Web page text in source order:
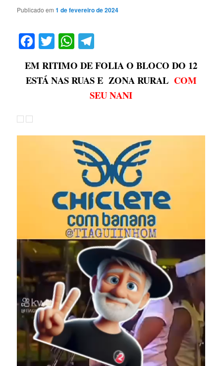
Publicado em1 de fevereiro de 2024
Facebook
TwitterWhatsApp
EM RITIMO DE FOLIA O BLOCO DO 12
ESTÁ NAS RUAS E ZONA RURAL COM
SEU NANI